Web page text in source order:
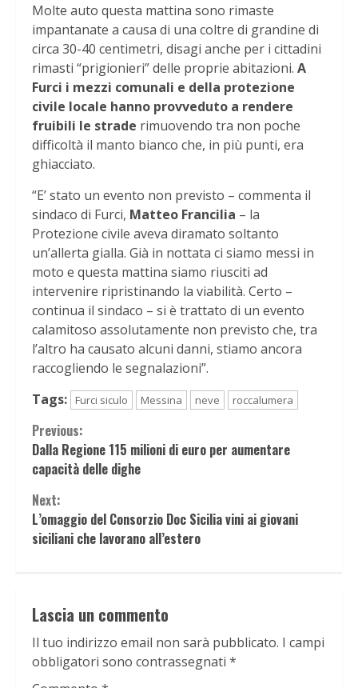
Molte auto questa mattina sono rimaste
impantanate a causa di una coltre di grandine di
circa 30-40 centimetri, disagi anche per i cittadini
rimasti “prigionieri” delle proprie abitazioni. A
Furci i mezzi comunali e della protezione
civile locale hanno provveduto a rendere
fruibili le strade rimuovendo tra non poche
difficoltà il manto bianco che, in più punti, era
ghiacciato.
“E’ stato un evento non previsto – commenta il
sindaco di Furci, Matteo Francilia – la
Protezione civile aveva diramato soltanto
un’allerta gialla. Già in nottata ci siamo messi in
moto e questa mattina siamo riusciti ad
intervenire ripristinando la viabilità. Certo –
continua il sindaco – si è trattato di un evento
calamitoso assolutamente non previsto che, tra
l’altro ha causato alcuni danni, stiamo ancora
raccogliendo le segnalazioni”.
Tags:
Furci siculo Messina neve roccalumera
Continue
Reading
Previous:
Dalla Regione 115 milioni di euro per aumentare
capacità delle dighe
Next:
L’omaggio del Consorzio Doc Sicilia vini ai giovani
siciliani che lavorano all’estero
Lascia un commento
Il tuo indirizzo email non sarà pubblicato. I campi
obbligatori sono contrassegnati *